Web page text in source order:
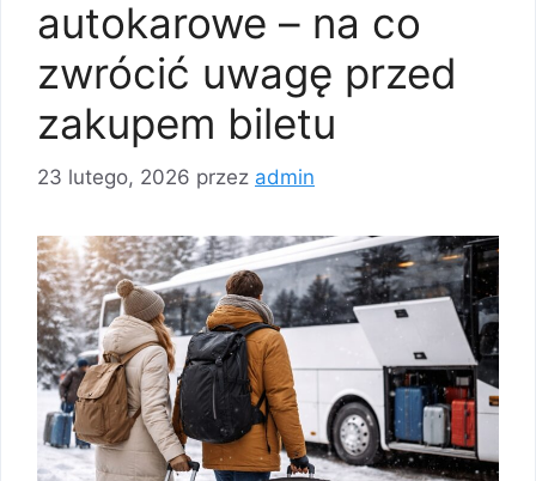
autokarowe – na co
zwrócić uwagę przed
zakupem biletu
23 lutego, 2026 przez admin